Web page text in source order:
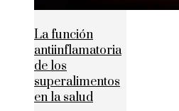
La función
antiinflamatoria
de los
superalimentos
en la salud